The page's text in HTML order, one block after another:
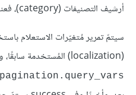
أرشيف التصنيفات (category)، فعندها يجب معرفة اسم الصنف أيضًا.
سيتمّ تمرير مُتغيّرات الاستعلام
(localization) المُستخدمة سابقًا، ولكن الآن سيتمّ استخدام